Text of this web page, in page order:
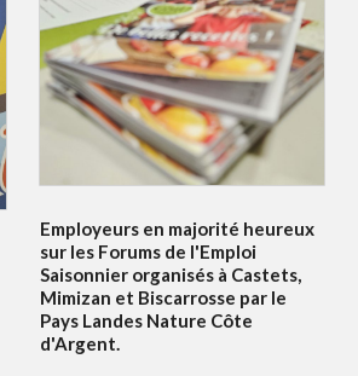
Employeurs en majorité heureux
sur les Forums de l'Emploi
Saisonnier organisés à Castets,
Mimizan et Biscarrosse par le
Pays Landes Nature Côte
d'Argent.